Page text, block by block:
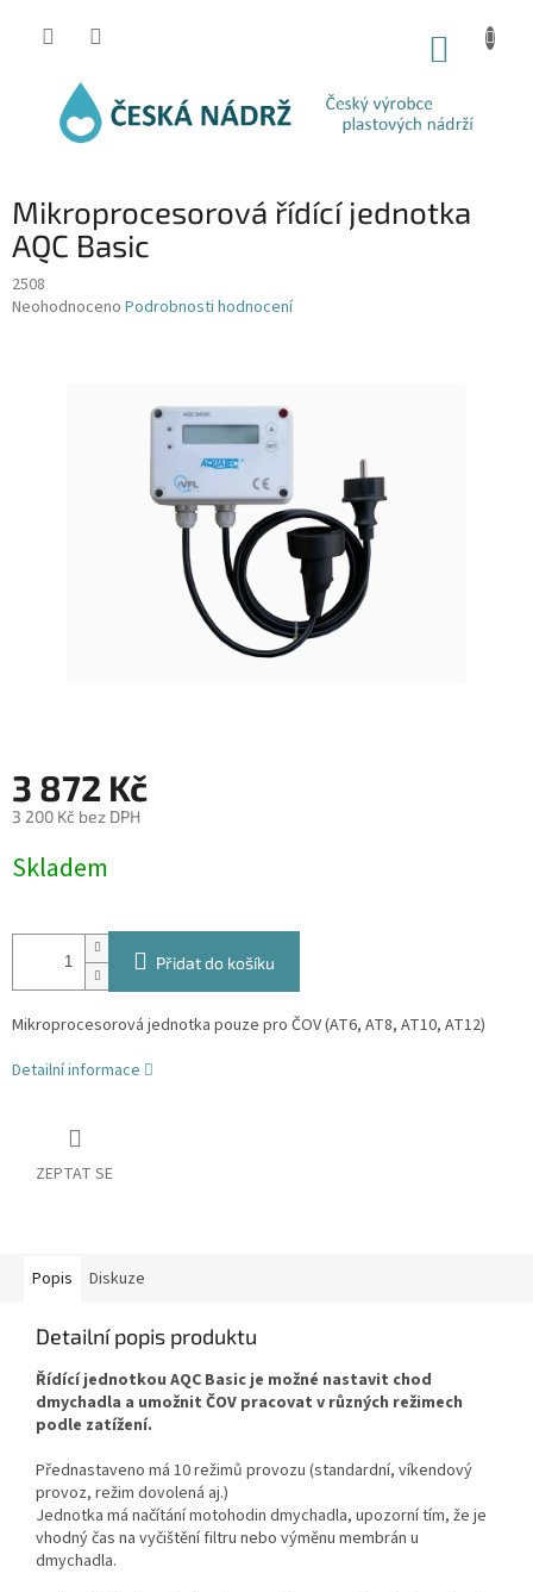
Mikroprocesorová řídící jednotka
AQC Basic
2508
Průměrné
Neohodnoceno Podrobnosti hodnocení
3 872 Kč
3 200 Kč bez DPH
cena:
Skladem
Přidat do košíku
Mikroprocesorová jednotka pouze pro ČOV (AT6, AT8, AT10, AT12)
Detailní informace
ZEPTAT SE
Popis Diskuze
Detailní popis produktu
Řídící jednotkou AQC Basic je možné nastavit chod
dmychadla a umožnit ČOV pracovat v různých režimech
podle zatížení.
Přednastaveno má 10 režimů provozu (standardní, víkendový
provoz, režim dovolená aj.)
Jednotka má načítání motohodin dmychadla, upozorní tím, že je
vhodný čas na vyčištění filtru nebo výměnu membrán u
dmychadla.